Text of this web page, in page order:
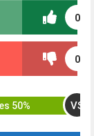
0
0
50% Likes VS